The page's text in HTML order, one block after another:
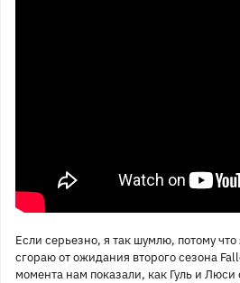
Если серьезно, я так шумлю, потому
сгораю от ожидания второго сезона
момента нам показали, как Гуль и